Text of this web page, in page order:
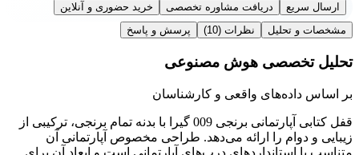
ارسال سریع
دریافت مشاوره تخصصی
خرید حضوری و آنلاین
مشخصات و تحلیل
نظرات (10) پرسش و پاسخ
تحلیل تخصصی هوش مصنوعی
بر اساس داده‌های واقعی و کارشناسان
قفل کتابی آپارتمانی برنجی 009 گیرا با بدنه تمام برنجی، ترکیبی از
زیبایی و دوام را ارائه می‌دهد. طراحی مخصوص آپارتمانی آن
متناسب با استانداردهای درب‌های آپارتمانی است و ابعاد آن برای